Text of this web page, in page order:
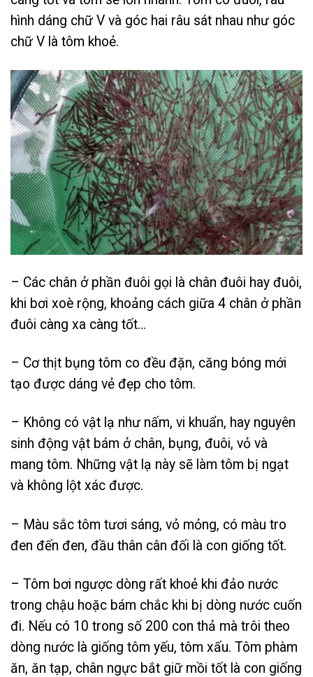
hình dáng chữ V và góc hai râu sát nhau như góc
chữ V là tôm khoẻ.
– Các chân ở phần đuôi gọi là chân đuôi hay đuôi,
khi bơi xoè rộng, khoảng cách giữa 4 chân ở phần
đuôi càng xa càng tốt…
– Cơ thịt bụng tôm co đều đặn, căng bóng mới
tạo được dáng vẻ đẹp cho tôm.
– Không có vật lạ như nấm, vi khuẩn, hay nguyên
sinh động vật bám ở chân, bụng, đuôi, vỏ và
mang tôm. Những vật lạ này sẽ làm tôm bị ngạt
và không lột xác được.
– Màu sắc tôm tươi sáng, vỏ mỏng, có màu tro
đen đến đen, đầu thân cân đối là con giống tốt.
– Tôm bơi ngược dòng rất khoẻ khi đảo nước
trong chậu hoặc bám chắc khi bị dòng nước cuốn
đi. Nếu có 10 trong số 200 con thả mà trôi theo
dòng nước là giống tôm yếu, tôm xấu. Tôm phàm
ăn, ăn tạp, chân ngực bắt giữ mồi tốt là con giống